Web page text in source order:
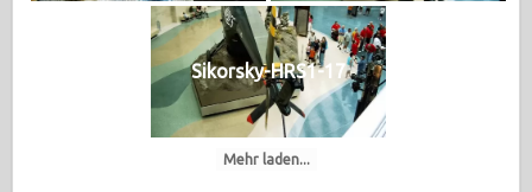
Sikorsky-HRS1-17
Mehr laden...